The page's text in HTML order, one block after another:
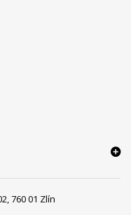
760 01 Zlín